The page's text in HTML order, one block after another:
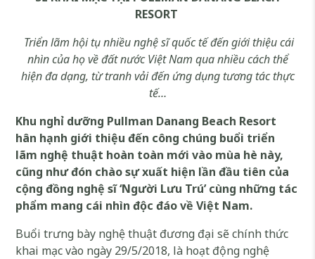
RESORT
Triển lãm hội tụ nhiều nghệ sĩ quốc tế đến giới thiệu cái
nhìn của họ về đất nước Việt Nam qua nhiều cách thể
hiện đa dạng, từ tranh vải đến ứng dụng tương tác thực
tế…
Khu nghỉ dưỡng Pullman Danang Beach Resort
hân hạnh giới thiệu đến công chúng buổi triển
lãm nghệ thuật hoàn toàn mới vào mùa hè này,
cũng như đón chào sự xuất hiện lần đầu tiên của
cộng đồng nghệ sĩ ‘Người Lưu Trú’ cùng những tác
phẩm mang cái nhìn độc đáo về Việt Nam.
Buổi trưng bày nghệ thuật đương đại sẽ chính thức
khai mạc vào ngày 29/5/2018, là hoạt động nghệ